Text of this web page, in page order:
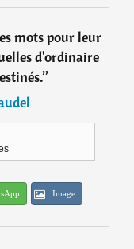
mots pour leur
d'ordinaire
”
Image